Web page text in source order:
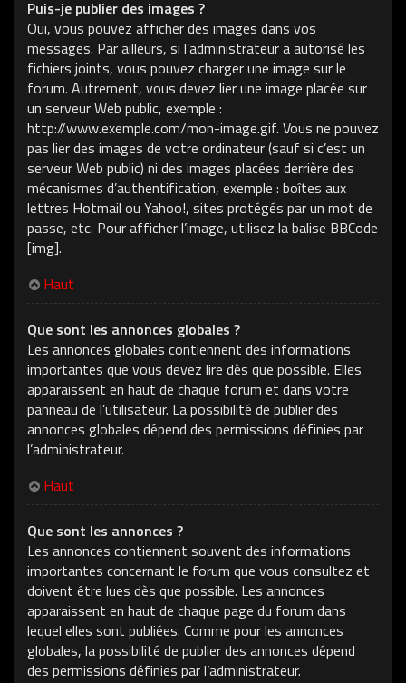
Puis-je publier des images ?
Oui, vous pouvez afficher des images dans vos
messages. Par ailleurs, si l’administrateur a autorisé les
fichiers joints, vous pouvez charger une image sur le
forum. Autrement, vous devez lier une image placée sur
un serveur Web public, exemple :
http://www.exemple.com/mon-image.gif. Vous ne pouvez
pas lier des images de votre ordinateur (sauf si c’est un
serveur Web public) ni des images placées derrière des
mécanismes d’authentification, exemple : boîtes aux
lettres Hotmail ou Yahoo!, sites protégés par un mot de
passe, etc. Pour afficher l’image, utilisez la balise BBCode
[img].
Haut
Que sont les annonces globales ?
Les annonces globales contiennent des informations
importantes que vous devez lire dès que possible. Elles
apparaissent en haut de chaque forum et dans votre
panneau de l’utilisateur. La possibilité de publier des
annonces globales dépend des permissions définies par
l’administrateur.
Haut
Que sont les annonces ?
Les annonces contiennent souvent des informations
importantes concernant le forum que vous consultez et
doivent être lues dès que possible. Les annonces
apparaissent en haut de chaque page du forum dans
lequel elles sont publiées. Comme pour les annonces
globales, la possibilité de publier des annonces dépend
des permissions définies par l’administrateur.